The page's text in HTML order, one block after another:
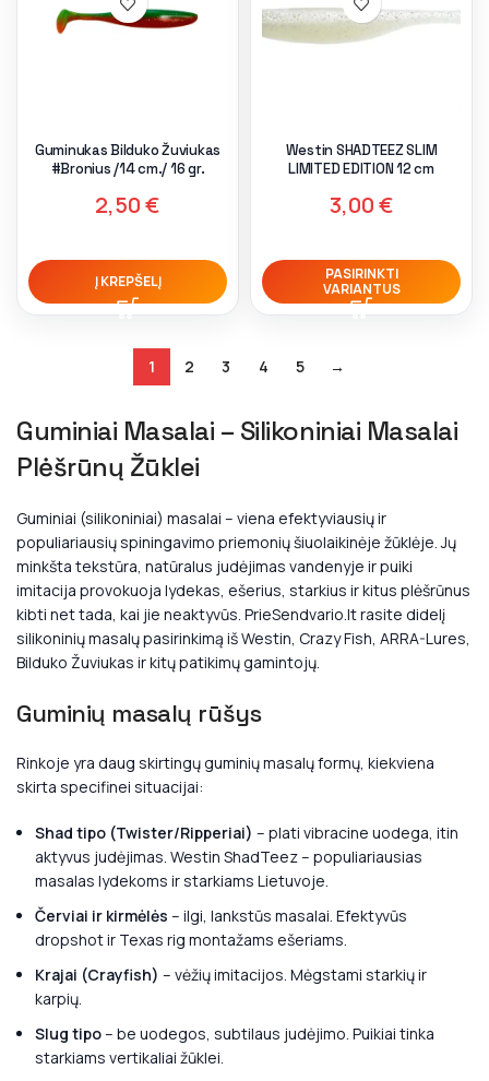
Guminukas Bilduko Žuviukas
#Bronius /14 cm./ 16 gr.
2,50€
Į KREPŠELĮ
Westin SHADTEEZ SLIM
LIMITED EDITION 12 cm
3,00€
PASIRINKTI
VARIANTUS
1 2 3 4 5 →
Guminiai Masalai – Silikoniniai Masalai
Plėšrūnų Žūklei
Guminiai (silikoniniai) masalai – viena efektyviausių ir
populiariausių spiningavimo priemonių šiuolaikinėje žūklėje. Jų
minkšta tekstūra, natūralus judėjimas vandenyje ir puiki
imitacija provokuoja lydekas, ešerius, starkius ir kitus plėšrūnus
kibti net tada, kai jie neaktyvūs. PrieSendvario.lt rasite didelį
silikoninių masalų pasirinkimą iš Westin, Crazy Fish, ARRA-Lures,
Bilduko Žuviukas ir kitų patikimų gamintojų.
Guminių masalų rūšys
Rinkoje yra daug skirtingų guminių masalų formų, kiekviena
skirta specifinei situacijai:
Shad tipo (Twister/Ripperiai) – plati vibracine uodega, itin
aktyvus judėjimas. Westin ShadTeez – populiariausias
masalas lydekoms ir starkiams Lietuvoje.
Červiai ir kirmėlės – ilgi, lankstūs masalai. Efektyvūs
dropshot ir Texas rig montažams ešeriams.
Krajai (Crayfish) – vėžių imitacijos. Mėgstami starkių ir
karpių.
Slug tipo– be uodegos, subtilaus judėjimo. Puikiai tinka
starkiams vertikaliai žūklei.